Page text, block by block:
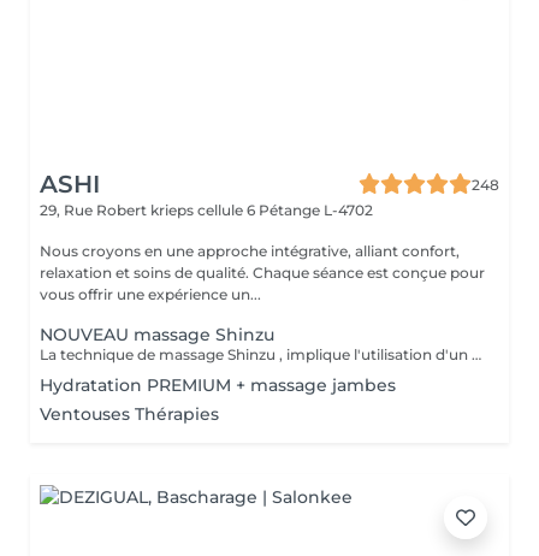
ASHI
248
29, Rue Robert krieps cellule 6 Pétange L-4702
Nous croyons en une approche intégrative, alliant confort,
relaxation et soins de qualité. Chaque séance est conçue pour
vous offrir une expérience un...
NOUVEAU massage Shinzu
La technique de massage Shinzu , implique l'utilisation d'un "cansa", qui est un instrument ou un outil, fabriqué en métal et bois , utilisé pour appliquer une pression pendant le massage. Cet outil aide à intensifier les effets du massage, favorisant le soulagement des tensions musculaires et stimulant la circulation sanguine. Le massage combine des mouvements manuels avec l'utilisation du cansa, offrant une expérience unique qui vise non seulement à détendre le corps, mais aussi à équilibrer l'énergie et à promouvoir le bien-être général. C'est une pratique qui peut s'avérer très efficace pour ceux qui recherchent un soulagement du stress et des douleurs musculaires.
Hydratation PREMIUM + massage jambes
Ventouses Thérapies